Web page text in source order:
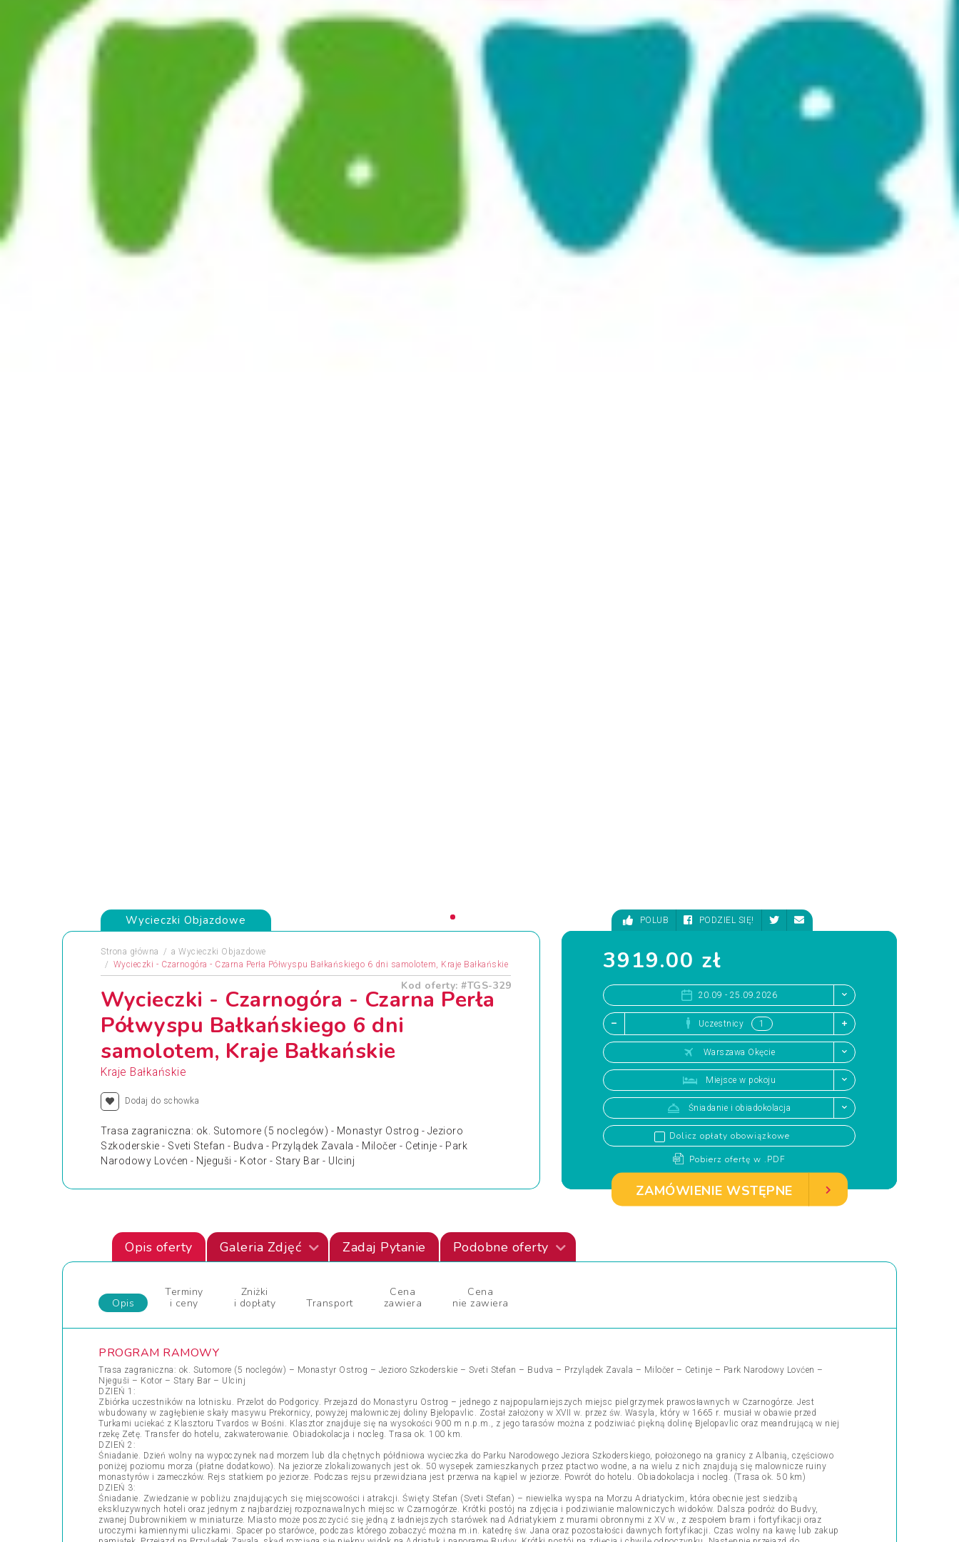
Wycieczki Objazdowe
Strona główna a Wycieczki Objazdowe
Wycieczki - Czarnogóra - Czarna Perła Półwyspu Bałkańskiego 6 dni samolotem, Kraje Bałkańskie
Kod oferty: #TGS-329
Wycieczki - Czarnogóra - Czarna Perła
Półwyspu Bałkańskiego 6 dni
samolotem, Kraje Bałkańskie
Kraje Bałkańskie
Dodaj do schowka
Trasa zagraniczna: ok. Sutomore (5 noclegów) - Monastyr Ostrog - Jezioro
Szkoderskie - Sveti Stefan - Budva - Przylądek Zavala - Miločer - Cetinje - Park
Narodowy Lovćen - Njeguši - Kotor - Stary Bar - Ulcinj
POLUB PODZIEL SIĘ!
3919.00 zł
20.09 - 25.09.2026
Uczestnicy
Warszawa Okęcie
Miejsce w pokoju
Śniadanie i obiadokolacja
Dolicz opłaty obowiązkowe
Pobierz ofertę w .PDF
ZAMÓWIENIE WSTĘPNE
Opis oferty Galeria Zdjęć Zadaj Pytanie Podobne oferty
Opis
Terminy
i ceny
Zniżki
i dopłaty
Transport
Cena
zawiera
Cena
nie zawiera
PROGRAM RAMOWY
Trasa zagraniczna: ok. Sutomore (5 noclegów) – Monastyr Ostrog – Jezioro Szkoderskie – Sveti Stefan – Budva – Przylądek Zavala – Miločer – Cetinje – Park Narodowy Lovćen –
Njeguši – Kotor – Stary Bar – Ulcinj
DZIEŃ 1:
Zbiórka uczestników na lotnisku. Przelot do Podgoricy. Przejazd do Monastyru Ostrog – jednego z najpopularniejszych miejsc pielgrzymek prawosławnych w Czarnogórze. Jest
wbudowany w zagłębienie skały masywu Prekornicy, powyżej malowniczej doliny Bjelopavlic. Został założony w XVII w. przez św. Wasyla, który w 1665 r. musiał w obawie przed
Turkami uciekać z Klasztoru Tvardos w Bośni. Klasztor znajduje się na wysokości 900 m n.p.m., z jego tarasów można z podziwiać piękną dolinę Bjelopavlic oraz meandrującą w niej
rzekę Zetę. Transfer do hotelu, zakwaterowanie. Obiadokolacja i nocleg. Trasa ok. 100 km.
DZIEŃ 2:
Śniadanie. Dzień wolny na wypoczynek nad morzem lub dla chętnych półdniowa wycieczka do Parku Narodowego Jeziora Szkoderskiego, położonego na granicy z Albanią, częściowo
poniżej poziomu morza (płatne dodatkowo). Na jeziorze zlokalizowanych jest ok. 50 wysepek zamieszkanych przez ptactwo wodne, a na wielu z nich znajdują się malownicze ruiny
monastyrów i zameczków. Rejs statkiem po jeziorze. Podczas rejsu przewidziana jest przerwa na kąpiel w jeziorze. Powrót do hotelu. Obiadokolacja i nocleg. (Trasa ok. 50 km)
DZIEŃ 3:
Śniadanie. Zwiedzanie w pobliżu znajdujących się miejscowości i atrakcji. Święty Stefan (Sveti Stefan) – niewielka wyspa na Morzu Adriatyckim, która obecnie jest siedzibą
ekskluzywnych hoteli oraz jednym z najbardziej rozpoznawalnych miejsc w Czarnogórze. Krótki postój na zdjęcia i podziwianie malowniczych widoków. Dalsza podróż do Budvy,
zwanej Dubrownikiem w miniaturze. Miasto może poszczycić się jedną z ładniejszych starówek nad Adriatykiem z murami obronnymi z XV w., z zespołem bram i fortyfikacji oraz
uroczymi kamiennymi uliczkami. Spacer po starówce, podczas którego zobaczyć można m.in. katedrę św. Jana oraz pozostałości dawnych fortyfikacji. Czas wolny na kawę lub zakup